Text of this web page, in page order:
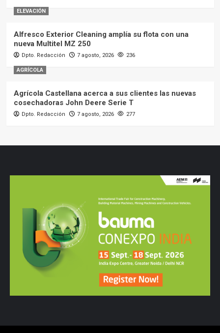
ELEVACIÓN
Alfresco Exterior Cleaning amplía su flota con una
nueva Multitel MZ 250
Dpto. Redacción 7 agosto, 2026 236
AGRÍCOLA
Agrícola Castellana acerca a sus clientes las nuevas
cosechadoras John Deere Serie T
Dpto. Redacción 7 agosto, 2026 277